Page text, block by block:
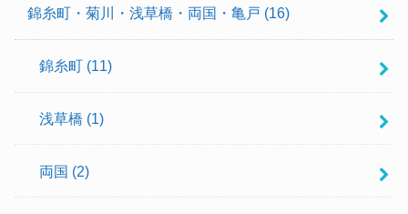
錦糸町・菊川・浅草橋・両国・亀戸 (16)
錦糸町 (11)
浅草橋 (1)
両国 (2)